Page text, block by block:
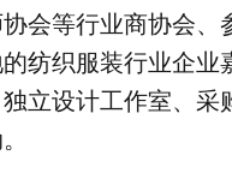
会等行业商协会、
纺织服装行业企业
立设计工作室、采